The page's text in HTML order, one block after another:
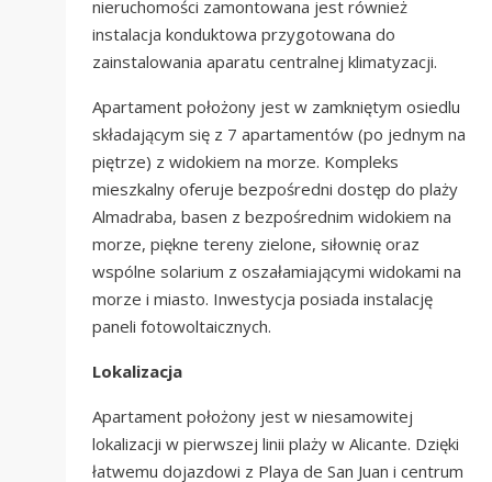
nieruchomości zamontowana jest również
instalacja konduktowa przygotowana do
zainstalowania aparatu centralnej klimatyzacji.
Apartament położony jest w zamkniętym osiedlu
składającym się z 7 apartamentów (po jednym na
piętrze) z widokiem na morze. Kompleks
mieszkalny oferuje bezpośredni dostęp do plaży
Almadraba, basen z bezpośrednim widokiem na
morze, piękne tereny zielone, siłownię oraz
wspólne solarium z oszałamiającymi widokami na
morze i miasto. Inwestycja posiada instalację
paneli fotowoltaicznych.
Lokalizacja
Apartament położony jest w niesamowitej
lokalizacji w pierwszej linii plaży w Alicante. Dzięki
łatwemu dojazdowi z Playa de San Juan i centrum